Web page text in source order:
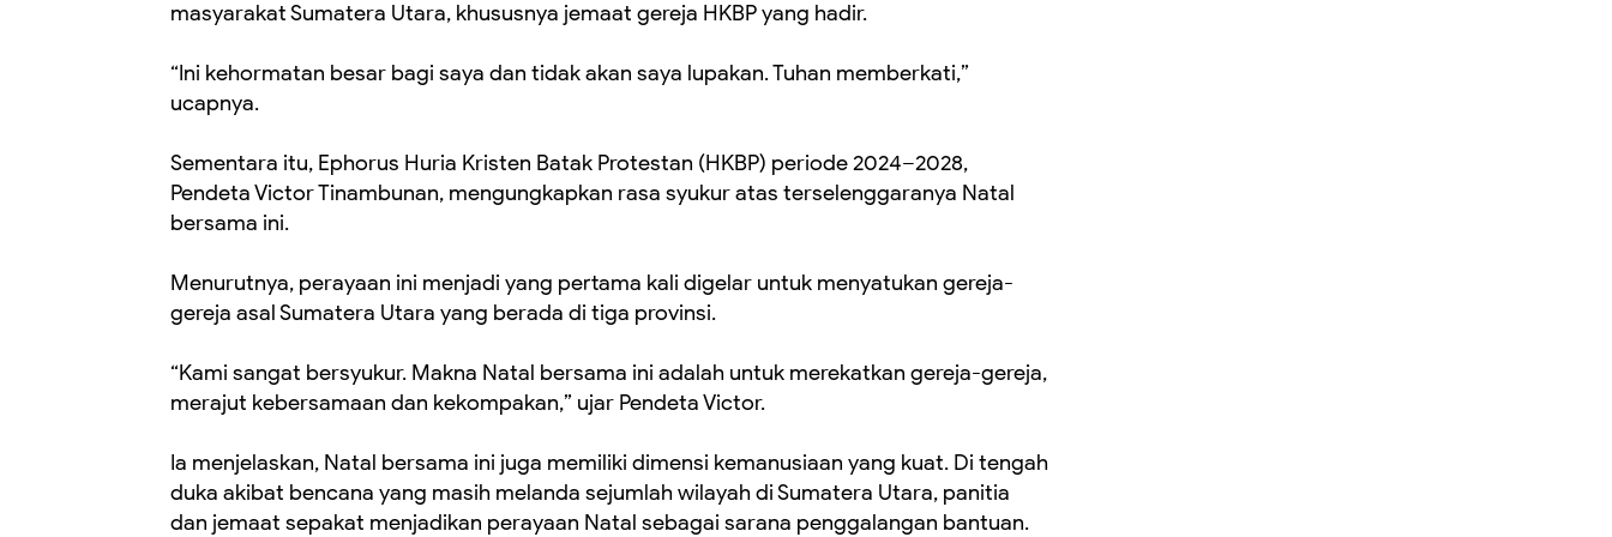
masyarakat Sumatera Utara, khususnya jemaat gereja HKBP yang hadir.
“Ini kehormatan besar bagi saya dan tidak akan saya lupakan. Tuhan memberkati,”
ucapnya.
Sementara itu, Ephorus Huria Kristen Batak Protestan (HKBP) periode 2024–2028,
Pendeta Victor Tinambunan, mengungkapkan rasa syukur atas terselenggaranya Natal
bersama ini.
Menurutnya, perayaan ini menjadi yang pertama kali digelar untuk menyatukan gereja-
gereja asal Sumatera Utara yang berada di tiga provinsi.
“Kami sangat bersyukur. Makna Natal bersama ini adalah untuk merekatkan gereja-gereja,
merajut kebersamaan dan kekompakan,” ujar Pendeta Victor.
Ia menjelaskan, Natal bersama ini juga memiliki dimensi kemanusiaan yang kuat. Di tengah
duka akibat bencana yang masih melanda sejumlah wilayah di Sumatera Utara, panitia
dan jemaat sepakat menjadikan perayaan Natal sebagai sarana penggalangan bantuan.